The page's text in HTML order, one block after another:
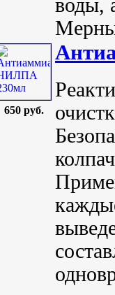
воды,
650 руб.